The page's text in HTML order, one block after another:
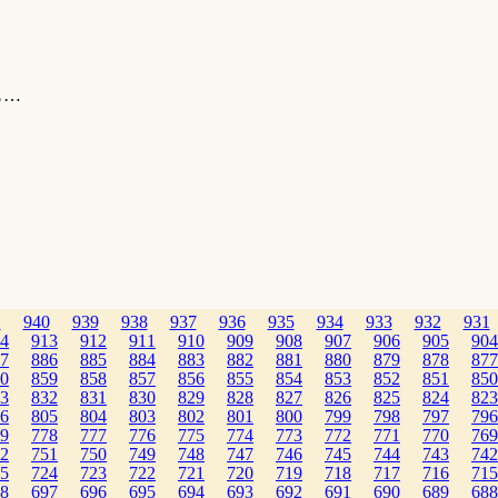
…
940 939 938 937 936 935 934 933 932 931
913 912 911 910 909 908 907 906 905 904
886 885 884 883 882 881 880 879 878 877
859 858 857 856 855 854 853 852 851 850
832 831 830 829 828 827 826 825 824 823
805 804 803 802 801 800 799 798 797 796
778 777 776 775 774 773 772 771 770 769
751 750 749 748 747 746 745 744 743 742
724 723 722 721 720 719 718 717 716 715
697 696 695 694 693 692 691 690 689 688